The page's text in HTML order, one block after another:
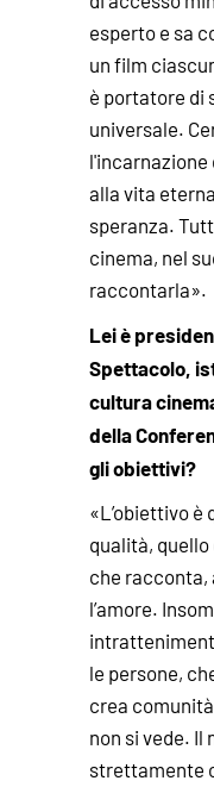
esperto e sa
un film
è portatore di
universale.
l'incarnazione
alla vita
speranza.
cinema, nel
raccontarla».
Lei è
Spettacolo,
cultura
della
gli obiettivi?
«L’obiettivo
qualità,
che racconta,
l’amore.
le persone,
crea
non si vede. Il
strettamente